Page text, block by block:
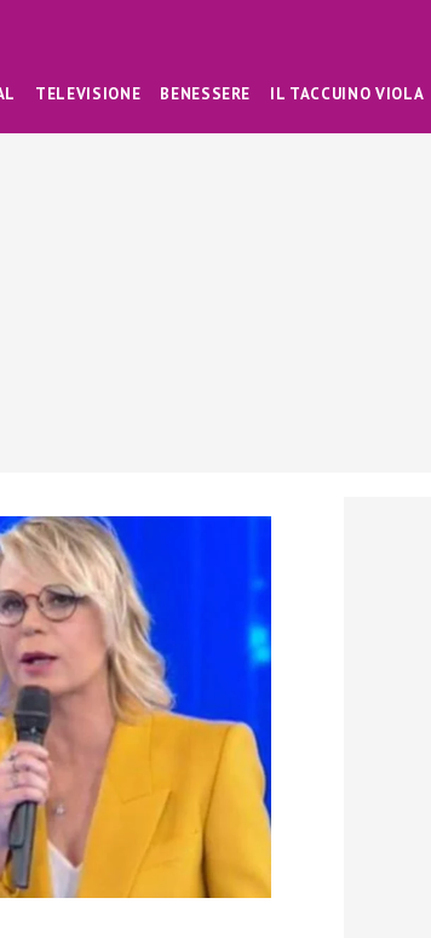
TELEVISIONE BENESSERE IL TACCUINO VIOLA